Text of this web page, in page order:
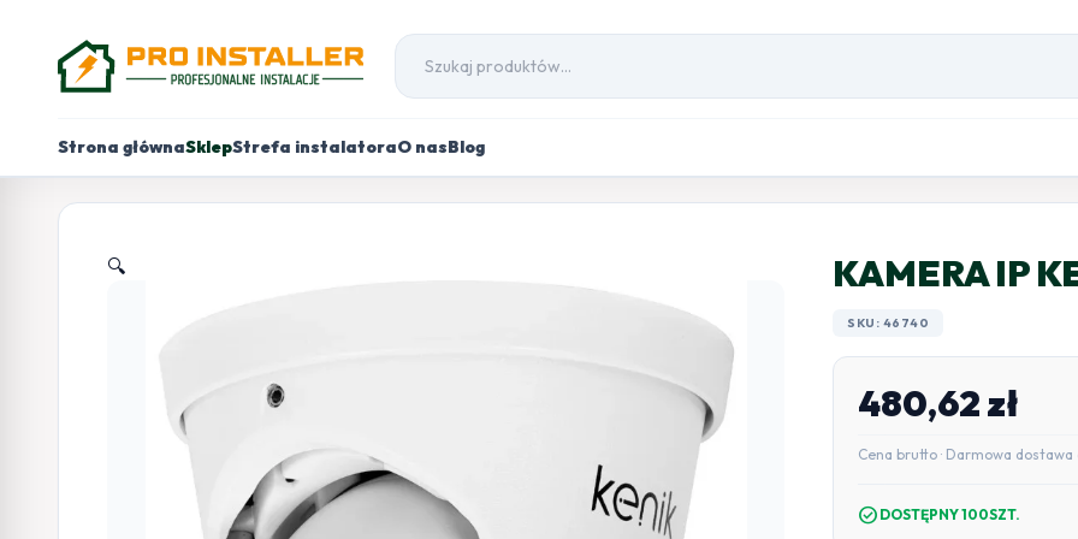
Strona głównaSklepStrefa instalatoraO nasBlog
🔍 KAMERA IP
SKU: 46740
480,62zł
Cena brutto · Darmowa dostawa
check_circle DOSTĘPNY 100SZT.